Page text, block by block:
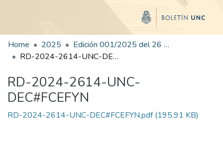
Home 2025
Edición 001/2025 del 26 de mayo de 2025
RD-2024-2614-UNC-DEC#FCEFYN
RD-2024-2614-UNC-
DEC#FCEFYN
RD-2024-2614-UNC-DEC#FCEFYN.pdf(195.91 KB)